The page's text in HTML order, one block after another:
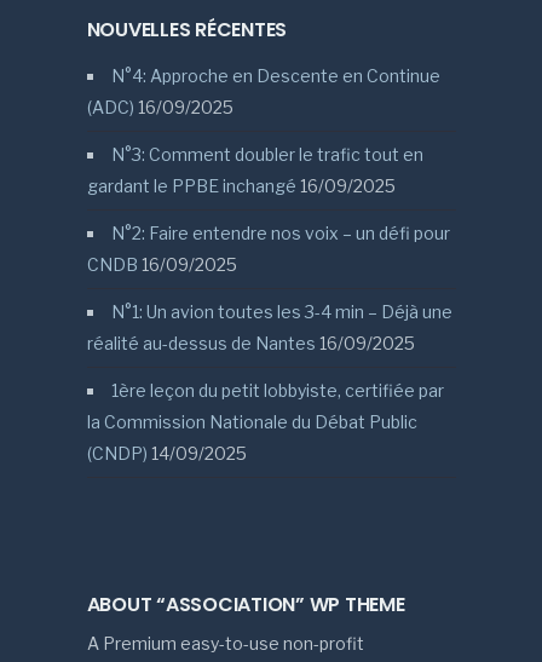
NOUVELLES RÉCENTES
N°4: Approche en Descente en Continue
(ADC) 16/09/2025
N°3: Comment doubler le trafic tout en
gardant le PPBE inchangé 16/09/2025
N°2: Faire entendre nos voix – un défi pour
CNDB 16/09/2025
N°1: Un avion toutes les 3-4 min – Déjà une
réalité au-dessus de Nantes 16/09/2025
1ère leçon du petit lobbyiste, certifiée par
la Commission Nationale du Débat Public
(CNDP) 14/09/2025
ABOUT “ASSOCIATION” WP THEME
A Premium easy-to-use non-profit